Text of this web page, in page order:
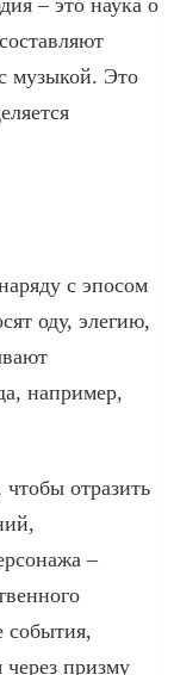
музыкой. Это
с эпосом
оду, элегию,
например,
отразить
–
события,
призму